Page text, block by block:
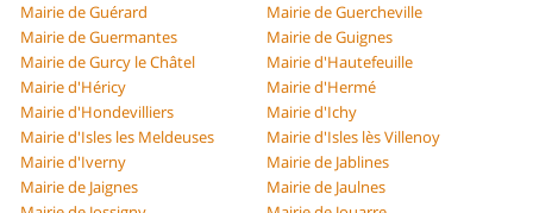
Mairie de Guérard
Mairie de Guercheville
Mairie de Guermantes
Mairie de Guignes
Mairie de Gurcy le Châtel
Mairie d'Hautefeuille
Mairie d'Héricy
Mairie d'Hermé
Mairie d'Hondevilliers
Mairie d'Ichy
Mairie d'Isles les Meldeuses
Mairie d'Isles lès Villenoy
Mairie d'Iverny
Mairie de Jablines
Mairie de Jaignes
Mairie de Jaulnes